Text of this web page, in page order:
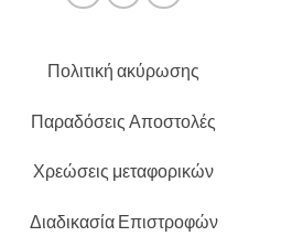
Πολιτική ακύρωσης
Παραδόσεις Αποστολές
Χρεώσεις μεταφορικών
Διαδικασία Επιστροφών